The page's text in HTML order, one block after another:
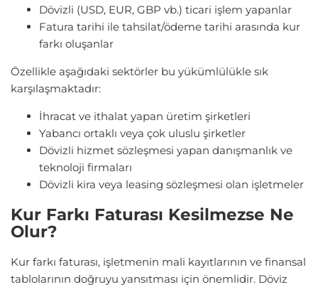
Dövizli (USD, EUR, GBP vb.) ticari işlem yapanlar
Fatura tarihi ile tahsilat/ödeme tarihi arasında kur
farkı oluşanlar
Özellikle aşağıdaki sektörler bu yükümlülükle sık
karşılaşmaktadır:
İhracat ve ithalat yapan üretim şirketleri
Yabancı ortaklı veya çok uluslu şirketler
Dövizli hizmet sözleşmesi yapan danışmanlık ve
teknoloji firmaları
Dövizli kira veya leasing sözleşmesi olan işletmeler
Kur Farkı Faturası Kesilmezse Ne
Olur?
Kur farkı faturası, işletmenin mali kayıtlarının ve finansal
tablolarının doğruyu yansıtması için önemlidir. Döviz